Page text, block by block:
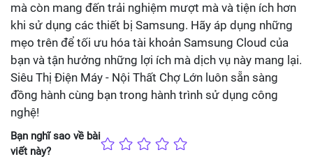
mà còn mang đến trải nghiệm mượt mà và tiện ích hơn
khi sử dụng các thiết bị Samsung. Hãy áp dụng những
mẹo trên để tối ưu hóa tài khoản Samsung Cloud của
bạn và tận hưởng những lợi ích mà dịch vụ này mang lại.
Siêu Thị Điện Máy - Nội Thất Chợ Lớn luôn sẵn sàng
đồng hành cùng bạn trong hành trình sử dụng công
nghệ!
Bạn nghĩ sao về bài
viết này?